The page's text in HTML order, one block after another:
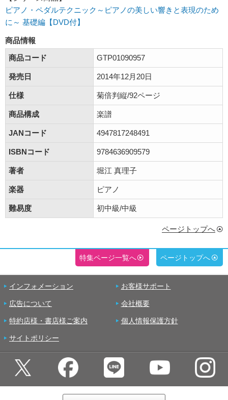
ピアノ・ペダルテクニック～ピアノの美しい響きと表現のため
に～ 基礎編【DVD付】
商品情報
商品コード
GTP01090957
発売日 2014年12月20日
仕様 菊倍判縦/92ページ
商品構成 楽譜
JANコード 4947817248491
ISBNコード 9784636909579
著者 堀江 真理子
楽器 ピアノ
難易度 初中級/中級
ページトップへ
特集ページ一覧へ ページトップへ
インフォメーション お客様サポート
広告について 会社概要
特約店様・書店様ご案内 個人情報保護方針
サイトポリシー